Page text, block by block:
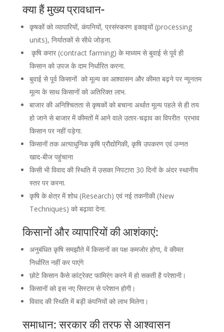
क्या हैं मुख्य प्रावधान-
कृषकों को व्यापारियों, कंपनियों, प्रसंस्करण इकाइयों (processing
units), निर्यातकों से सीधे जोड़ना.
कृषि करार (contract farming) के माध्यम से बुवाई से पूर्व ही
किसान को उपज के दाम निर्धारित करना.
बुवाई से पूर्व किसानों को मूल्य का आश्वासन और कीमत बढ़ने पर न्यूनतम
मूल्य के साथ किसानों को अतिरिक्त लाभ.
बाजार की अनिश्चितता से कृषकों को बचाना अर्थात मूल्य पहले से ही तय
हो जाने से बाजार में कीमतों में आने वाले उतार-चढ़ाव का विपरीत प्रभाव
किसान पर नहीं पड़ेगा.
किसानों तक अत्याधुनिक कृषि प्रौद्योगिकी, कृषि उपकरण एवं उन्नत
खाद-बीज पहुंचाना
किसी भी विवाद की स्थिति में उसका निपटारा 30 दिनों के अंदर स्थानीय
स्तर पर करना.
कृषि के क्षेत्र में शोध (Research) एवं नई तकनीकी (New
Techniques) को बढ़ावा देना.
किसानों और व्यापारियों की आशंकाएं:
अनुबंधित कृषि समझौते में किसानों का पक्ष कमजोर होगा, वे कीमत
निर्धारित नहीं कर पाएंगे
छोटे किसान कैसे कांट्रेक्ट फामिर्ंग करने में हो सकती है परेशानी।
किसानों को इस नए सिस्टम से परेशान होगी।
विवाद की स्थिति में बड़ी कंपनियों को लाभ मिलेगा।
समाधान:सरकार की तरफ से आश्वासन